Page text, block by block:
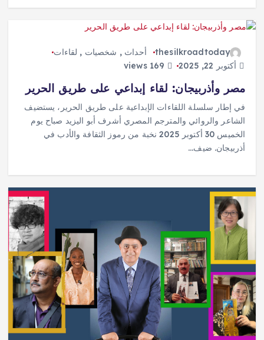
thesilkroadtoday أحداث , شخصيات , لقاءات
أكتوبر 22, 2025
مصر وأذربيجان: لقاء إبداعي على طريق الحرير
في إطار سلسلة اللقاءات الإبداعية على طريق الحرير، يستضيف
الشاعر والروائي والمترجم المصري أشرف أبو اليزيد صباح يوم
الخميس 30 أكتوبر 2025 نخبة من رموز الثقافة والأدب في
أذربيجان. ضيف…